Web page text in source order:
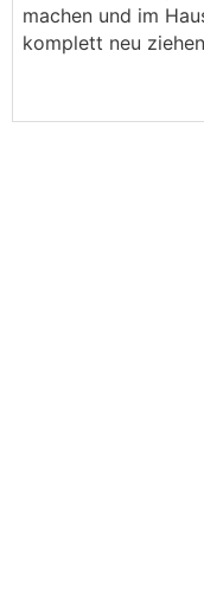
machen und im
komplett neu